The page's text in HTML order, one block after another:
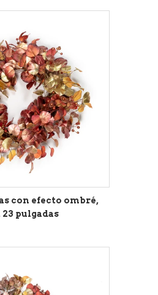
con efecto ombré,
pulgadas